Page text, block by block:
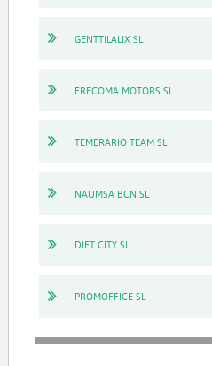
GENTTILALIX SL
FRECOMA MOTORS SL
TEMERARIO TEAM SL
NAUMSA BCN SL
DIET CITY SL
PROMOFFICE SL